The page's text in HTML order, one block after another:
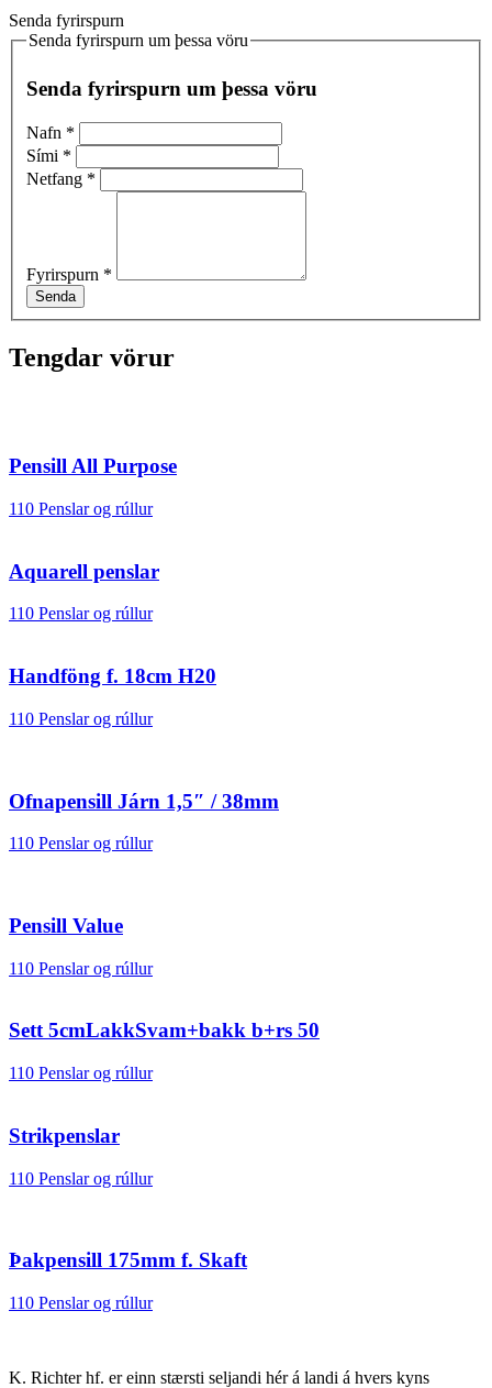
Senda fyrirspurn
Senda fyrirspurn um þessa vöru
Senda fyrirspurn um þessa vöru
Nafn *
Sími *
Netfang *
Fyrirspurn *
Senda
Tengdar vörur
Pensill All Purpose
110 Penslar og rúllur
Aquarell penslar
110 Penslar og rúllur
Handföng f. 18cm H20
110 Penslar og rúllur
Ofnapensill Járn 1,5″ / 38mm
110 Penslar og rúllur
Pensill Value
110 Penslar og rúllur
Sett 5cmLakkSvam+bakk b+rs 50
110 Penslar og rúllur
Strikpenslar
110 Penslar og rúllur
Þakpensill 175mm f. Skaft
110 Penslar og rúllur
K. Richter hf. er einn stærsti seljandi hér á landi á hvers kyns